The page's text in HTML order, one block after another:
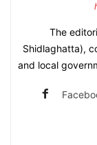
The
Shidlaghatta),
and local